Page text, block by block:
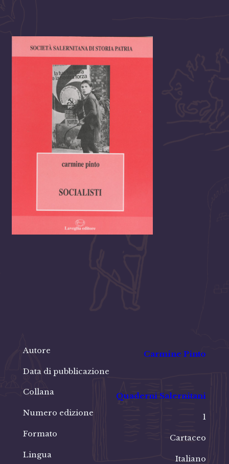
Autore
Carmine Pinto
Data di pubblicazione
Collana
Quaderni Salernitani
Numero edizione
1
Formato
Cartaceo
Lingua
Italiano